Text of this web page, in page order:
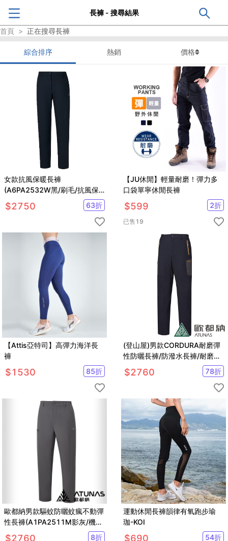
長褲 - 搜尋結果
首頁 > 正在搜尋長褲
綜合排序 熱銷 價格
女款抗風保暖長褲
(A6PA2532W黑/刷毛/抗風保
暖/商務休閒)
$2750 63折
【JU休閒】輕量耐磨！彈力多
口袋單寧休閒長褲
$599 2折
已售 19
【Attis亞特司】高彈力海洋長
褲
$1530 85折
(登山屋)男款CORDURA耐磨彈
性防曬長褲/防潑水長褲/耐磨登
山褲(A1PA2019M
$2760 78折
歐都納男款驅蚊防曬蚊瘋不動彈
性長褲(A1PA2511M影灰/機能
長褲/防蚊褲)
$2760 8折
運動休閒長褲韻律有氧跑步瑜
珈-KOI
$690 54折